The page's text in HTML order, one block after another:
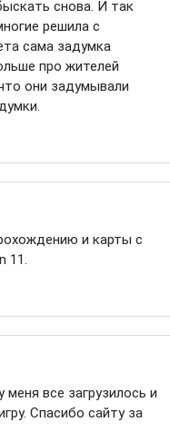
снова. И так
решила с
сама задумка
про жителей
они задумывали
и карты с
11.
все загрузилось и
Спасибо сайту за